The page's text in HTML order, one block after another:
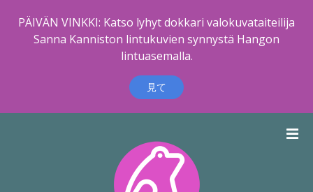
PÄIVÄN VINKKI: Katso lyhyt dokkari valokuvataiteilija
Sanna Kanniston lintukuvien synnystä Hangon
lintuasemalla.
見て